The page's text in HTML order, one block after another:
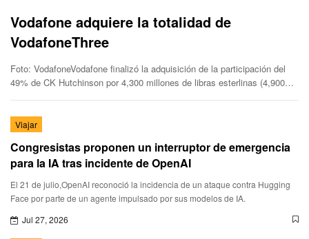
Vodafone adquiere la totalidad de
VodafoneThree
Foto: VodafoneVodafone finalizó la adquisición de la participación del
49% de CK Hutchinson por 4,300 millones de libras esterlinas (4,900
Viajar
Congresistas proponen un interruptor de emergencia
para la IA tras incidente de OpenAI
El 21 de julio,OpenAI reconoció la incidencia de un ataque contra Hugging
Face por parte de un agente impulsado por sus modelos de IA.
Jul 27, 2026